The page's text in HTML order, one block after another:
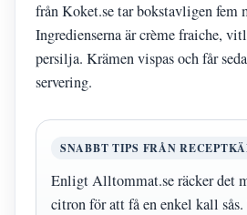
från Koket.se tar bokstavligen fem
Ingredienserna är crème fraiche,
persilja. Krämen vispas och får
servering.
SNABBT TIPS FRÅN
Enligt Alltommat.se räcker det
citron för att få en enkel kall